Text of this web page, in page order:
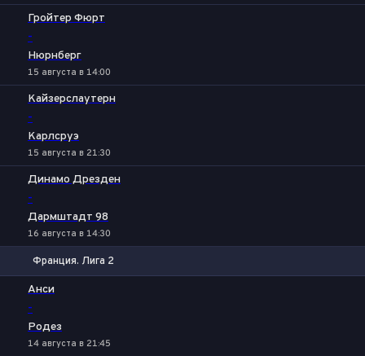
Гройтер Фюрт
-
Нюрнберг
15 августа в 14:00
Кайзерслаутерн
-
Карлсруэ
15 августа в 21:30
Динамо Дрезден
-
Дармштадт 98
16 августа в 14:30
Франция. Лига 2
Анси
-
Родез
14 августа в 21:45